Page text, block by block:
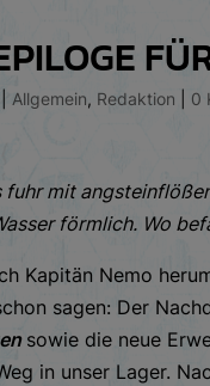
Allgemein, Redaktion 0
fuhr mit
förmlich. Wo
Kapitän Nemo
sagen: Der
sowie die neue
in unser Lager.